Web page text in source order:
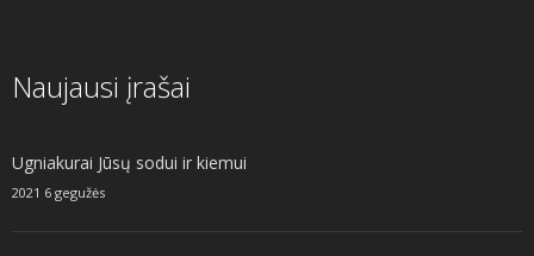
Naujausi įrašai
Ugniakurai Jūsų sodui ir kiemui
2021 6 gegužės